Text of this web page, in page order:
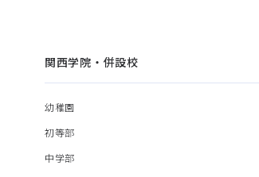
関西学院・併設校
幼稚園
初等部
中学部